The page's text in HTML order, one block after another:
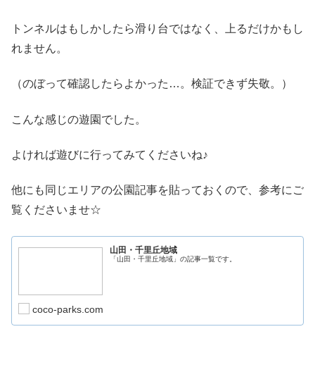
トンネルはもしかしたら滑り台ではなく、上るだけかもし
れません。
（のぼって確認したらよかった…。検証できず失敬。）
こんな感じの遊園でした。
よければ遊びに行ってみてくださいね♪
他にも同じエリアの公園記事を貼っておくので、参考にご
覧くださいませ☆
山田・千里丘地域
「山田・千里丘地域」の記事一覧です。
coco-parks.com